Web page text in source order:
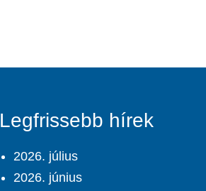
Legfrissebb hírek
2026. július
2026. június